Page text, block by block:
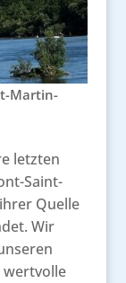
Martin-
letzten
Saint-
Quelle
Wir
wertvolle